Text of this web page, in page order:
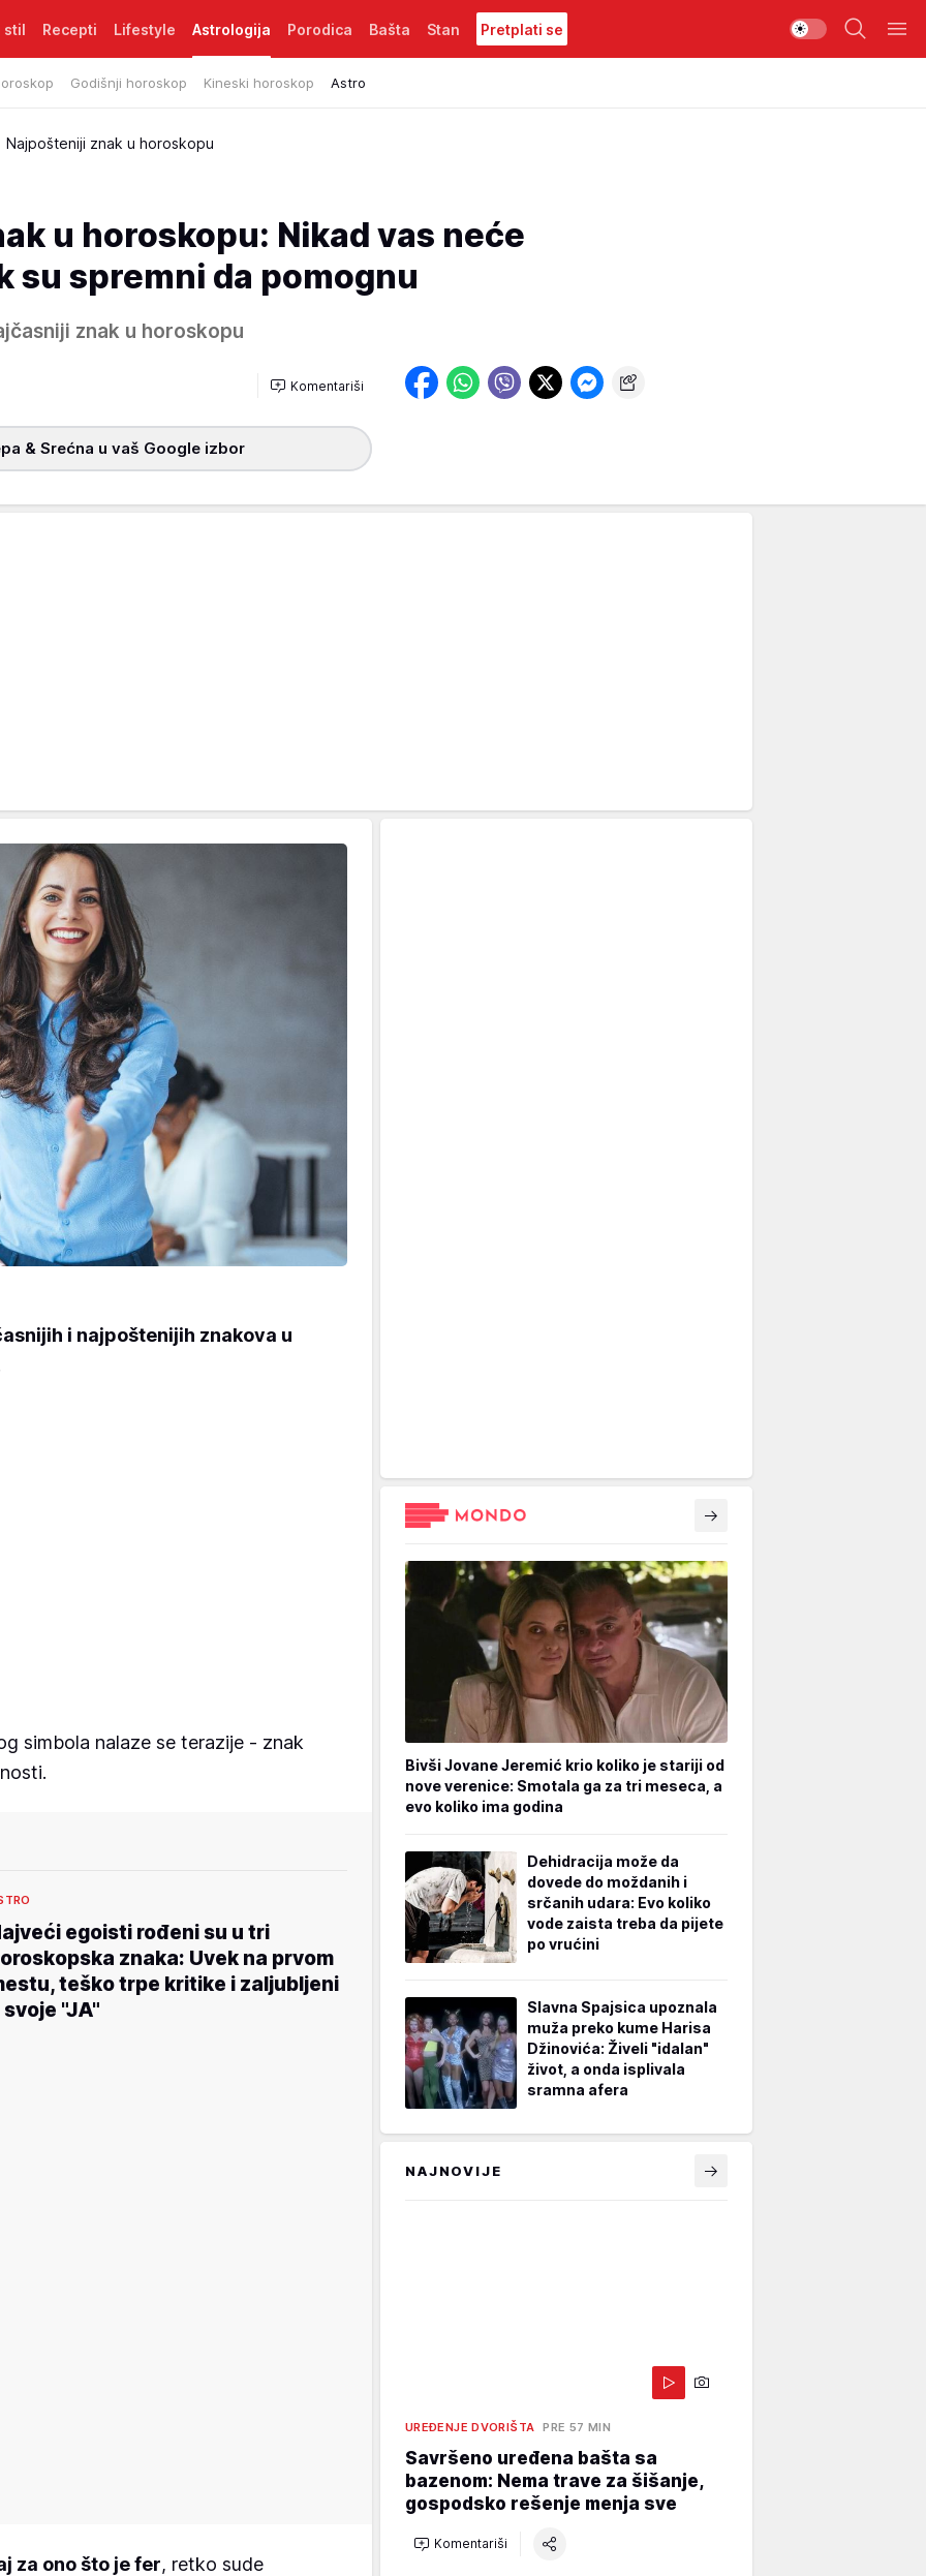
stil Recepti Lifestyle Astrologija
Godišnji horoskop Kineski horoskop Astro
Porodica Bašta Stan Pretplati se
Najpošteniji znak u horoskopu
u horoskopu: Nikad vas neće
su spremni da pomognu
znak u horoskopu
Komentariši
& Srećna u vaš Google izbor
i najpoštenijih znakova u
simbola nalaze se terazije - znak
egoisti rođeni su u tri
znaka: Uvek na prvom
teško trpe kritike i zaljubljeni
svoje "JA"
za ono što je fer, retko sude
Bivši Jovane Jeremić krio koliko je stariji od
nove verenice: Smotala ga za tri meseca, a
evo koliko ima godina
Dehidracija može da
dovede do moždanih i
srčanih udara: Evo koliko
vode zaista treba da pijete
po vrućini
Slavna Spajsica upoznala
muža preko kume Harisa
Džinovića: Živeli "idalan"
život, a onda isplivala
sramna afera
NAJNOVIJE
UREĐENJE DVORIŠTA PRE 57 MIN
Savršeno uređena bašta sa
bazenom: Nema trave za šišanje,
gospodsko rešenje menja sve
Komentariši